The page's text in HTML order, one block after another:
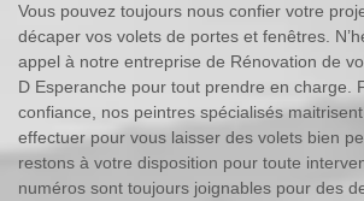
Vous pouvez toujours nous confier votre
décaper vos volets de portes et fenêtres.
appel à notre entreprise de Rénovation de
D Esperanche pour tout prendre en charge.
confiance, nos peintres spécialisés
effectuer pour vous laisser des volets bien
restons à votre disposition pour toute
numéros sont toujours joignables pour des